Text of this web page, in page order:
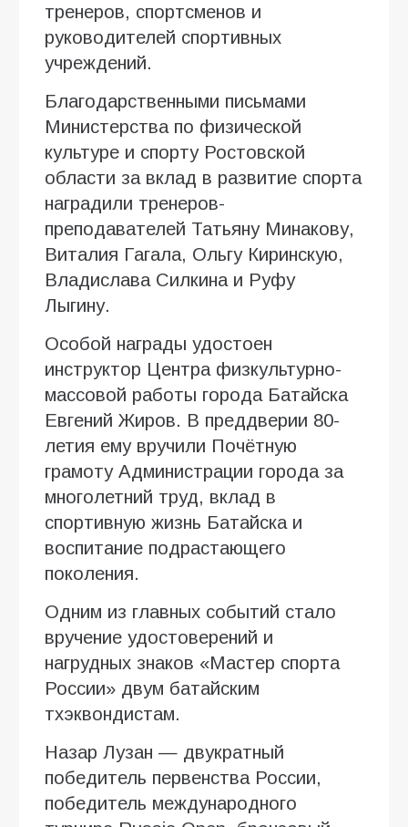
тренеров, спортсменов и
руководителей спортивных
учреждений.
Благодарственными письмами
Министерства по физической
культуре и спорту Ростовской
области за вклад в развитие спорта
наградили тренеров-
преподавателей Татьяну Минакову,
Виталия Гагала, Ольгу Киринскую,
Владислава Силкина и Руфу
Лыгину.
Особой награды удостоен
инструктор Центра физкультурно-
массовой работы города Батайска
Евгений Жиров. В преддверии 80-
летия ему вручили Почётную
грамоту Администрации города за
многолетний труд, вклад в
спортивную жизнь Батайска и
воспитание подрастающего
поколения.
Одним из главных событий стало
вручение удостоверений и
нагрудных знаков «Мастер спорта
России» двум батайским
тхэквондистам.
Назар Лузан — двукратный
победитель первенства России,
победитель международного